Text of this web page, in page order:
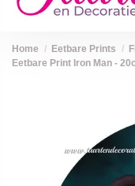
Home Eetbare Prints
Eetbare Print Iron Man -